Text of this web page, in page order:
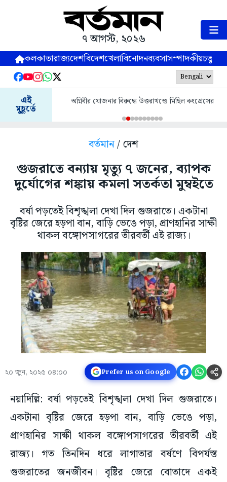
৭ আগস্ট, ২০২৬
কলকাতারাজ্যদেশবিদেশখেলাবিনোদনব্যবসাসম্পাদকীয়
এই
মুহূর্তে
অগ্নিবীর যোজনার বিরুদ্ধে উত্তরাখণ্ডে মিছিল কংগ্রেসের
বর্তমান/ দেশ
গুজরাতে বন্যায় মৃত্যু ৭ জনের, ব্যাপক
দুর্যোগের শঙ্কায় কমলা সতর্কতা মুম্বইতে
বর্ষা পড়তেই বিশৃঙ্খলা দেখা দিল গুজরাতে। একটানা
বৃষ্টির জেরে হড়পা বান, বাড়ি ভেঙে পড়া, প্রাণহানির সাক্ষী
থাকল বঙ্গোপসাগরের তীরবর্তী এই রাজ্য।
২০ জুন, ২০২৫ ০৪:০০ Prefer us on Google
নয়াদিল্লি: বর্ষা পড়তেই বিশৃঙ্খলা দেখা দিল গুজরাতে।
একটানা বৃষ্টির জেরে হড়পা বান, বাড়ি ভেঙে পড়া,
প্রাণহানির সাক্ষী থাকল বঙ্গোপসাগরের তীরবর্তী এই
রাজ্য। গত তিনদিন ধরে লাগাতার বর্ষণে বিপর্যস্ত
গুজরাতের জনজীবন। বৃষ্টির জেরে বোতাদে একই